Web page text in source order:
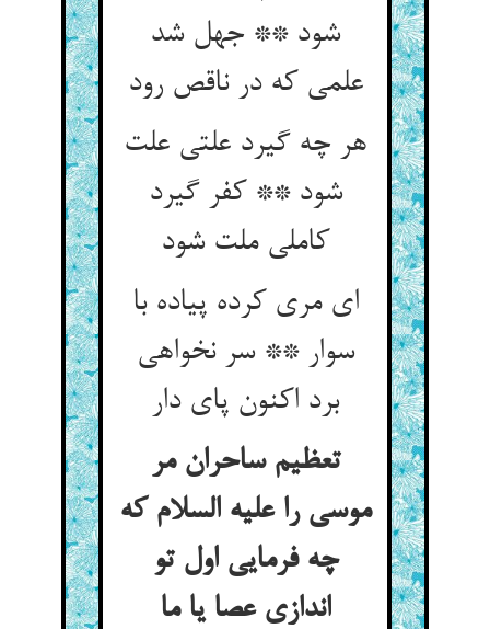
شود ** جهل شد
علمی که در ناقص رود
هر چه گیرد علتی علت
شود ** کفر گیرد
کاملی ملت شود
ای مری کرده پیاده با
سوار ** سر نخواهی
برد اکنون پای دار
تعظیم ساحران مر
موسی را علیه السلام که
چه فرمایی اول تو
اندازی عصا یا ما